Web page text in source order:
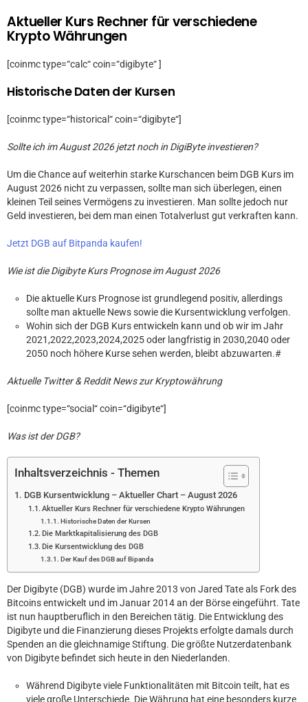
Aktueller Kurs Rechner für verschiedene
Krypto Währungen
[coinmc type=“calc“ coin=“digibyte“ ]
Historische Daten der Kursen
[coinmc type=“historical“ coin=“digibyte“]
Sollte ich im August 2026 jetzt noch in DigiByte investieren?
Um die Chance auf weiterhin starke Kurschancen beim DGB Kurs im
August 2026 nicht zu verpassen, sollte man sich überlegen, einen
kleinen Teil seines Vermögens zu investieren. Man sollte jedoch nur
Geld investieren, bei dem man einen Totalverlust gut verkraften kann.
Jetzt DGB auf Bitpanda kaufen!
Wie ist die Digibyte Kurs Prognose im August 2026
Die aktuelle Kurs Prognose ist grundlegend positiv, allerdings
sollte man aktuelle News sowie die Kursentwicklung verfolgen.
Wohin sich der DGB Kurs entwickeln kann und ob wir im Jahr
2021,2022,2023,2024,2025 oder langfristig in 2030,2040 oder
2050 noch höhere Kurse sehen werden, bleibt abzuwarten.#
Aktuelle Twitter & Reddit News zur Kryptowährung
[coinmc type=“social“ coin=“digibyte“]
Was ist der DGB?
Inhaltsverzeichnis - Themen
DGB Kursentwicklung – Aktueller Chart – August 2026
Aktueller Kurs Rechner für verschiedene Krypto Währungen
Historische Daten der Kursen
Die Marktkapitalisierung des DGB
Die Kursentwicklung des DGB
Der Kauf des DGB auf Bipanda
Der Digibyte (DGB) wurde im Jahre 2013 von Jared Tate als Fork des
Bitcoins entwickelt und im Januar 2014 an der Börse eingeführt. Tate
ist nun hauptberuflich in den Bereichen tätig. Die Entwicklung des
Digibyte und die Finanzierung dieses Projekts erfolgte damals durch
Spenden an die gleichnamige Stiftung. Die größte Nutzerdatenbank
von Digibyte befindet sich heute in den Niederlanden.
Während Digibyte viele Funktionalitäten mit Bitcoin teilt, hat es
viele große Unterschiede. Die Währung hat eine besonders kurze